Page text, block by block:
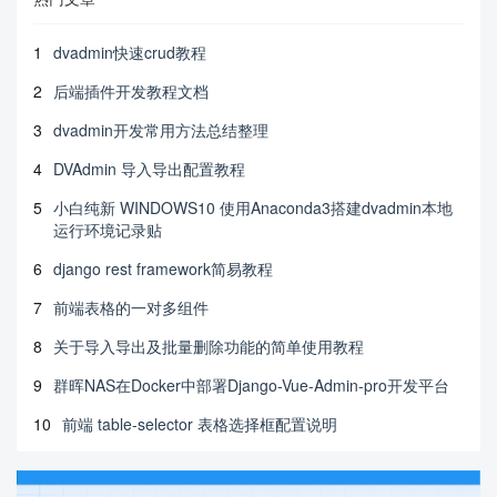
1
dvadmin快速crud教程
2
后端插件开发教程文档
3 dvadmin开发常用方法总结整理
4 DVAdmin 导入导出配置教程
5 小白纯新 WINDOWS10 使用Anaconda3搭建dvadmin本地
运行环境记录贴
6 django rest framework简易教程
7 前端表格的一对多组件
8 关于导入导出及批量删除功能的简单使用教程
9 群晖NAS在Docker中部署Django-Vue-Admin-pro开发平台
10 前端 table-selector 表格选择框配置说明